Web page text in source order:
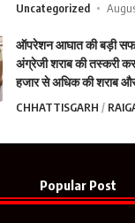
Uncategorized
ऑपरेशन आघात की बड़ी
अंग्रेजी शराब की तस्करी
हजार से अधिक की शराब
CHHATTISGARH
Popular Post